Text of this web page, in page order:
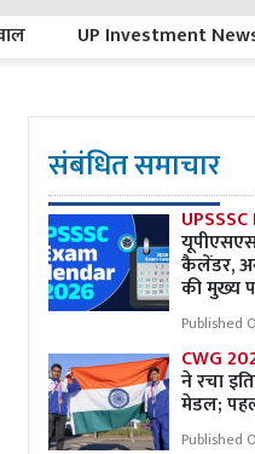
UP Investment News :
संबंधित समाचार
कैलेंडर,
की मुख्य
Published
CWG
ने रचा
मेडल;
Published